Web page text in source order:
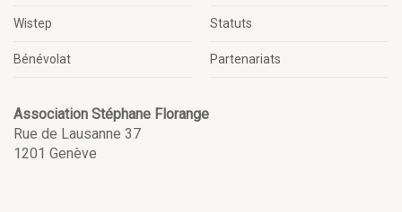
Wistep Statuts
Bénévolat Partenariats
Association Stéphane Florange
Rue de Lausanne 37
1201 Genève